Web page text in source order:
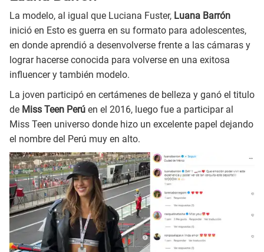
La modelo, al igual que Luciana Fuster, Luana Barrón
inició en Esto es guerra en su formato para adolescentes,
en donde aprendió a desenvolverse frente a las cámaras y
lograr hacerse conocida para volverse en una exitosa
influencer y también modelo.
La joven participó en certámenes de belleza y ganó el titulo
de Miss Teen Perú en el 2016, luego fue a participar al
Miss Teen universo donde hizo un excelente papel dejando
el nombre del Perú muy en alto.